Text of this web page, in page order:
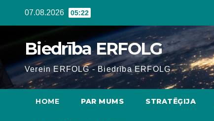
07.08.2026 05:22
Biedrība ERFOLG
Verein ERFOLG - Biedrība ERFOLG
HOME PAR MUMS STRATĒĢIJA